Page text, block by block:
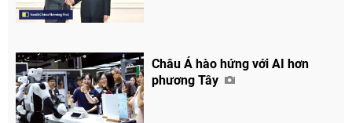
Facebook
Châu Á hào hứng với AI hơn
phương Tây